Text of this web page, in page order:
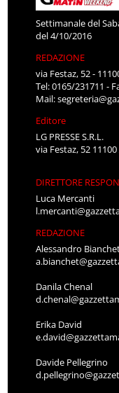
Settimanale del
del 4/10/2016
REDAZIONE
via Festaz, 52 -
Tel: 0165/231711 -
Mail:
Editore
LG PRESSE S.R.L.
via Festaz, 52 11100
DIRETTORE
Luca Mercanti
REDAZIONE
Alessandro
Danila Chenal
Erika David
Davide Pellegrino